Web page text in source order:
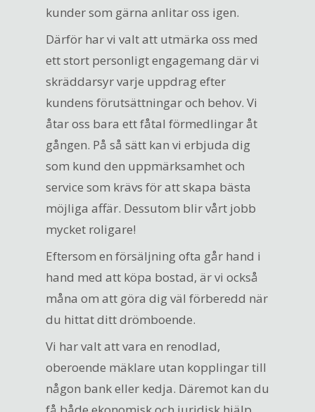
kunder som gärna anlitar oss igen.
Därför har vi valt att utmärka oss med
ett stort personligt engagemang där vi
skräddarsyr varje uppdrag efter
kundens förutsättningar och behov. Vi
åtar oss bara ett fåtal förmedlingar åt
gången. På så sätt kan vi erbjuda dig
som kund den uppmärksamhet och
service som krävs för att skapa bästa
möjliga affär. Dessutom blir vårt jobb
mycket roligare!
Eftersom en försäljning ofta går hand i
hand med att köpa bostad, är vi också
måna om att göra dig väl förberedd när
du hittat ditt drömboende.
Vi har valt att vara en renodlad,
oberoende mäklare utan kopplingar till
någon bank eller kedja. Däremot kan du